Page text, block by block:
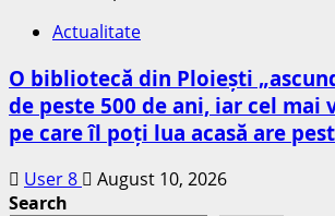
Actualitate
O bibliotecă din Ploiești
de peste 500 de ani, iar cel mai
pe care îl poți lua acasă are
User 8
August 10, 2026
Search